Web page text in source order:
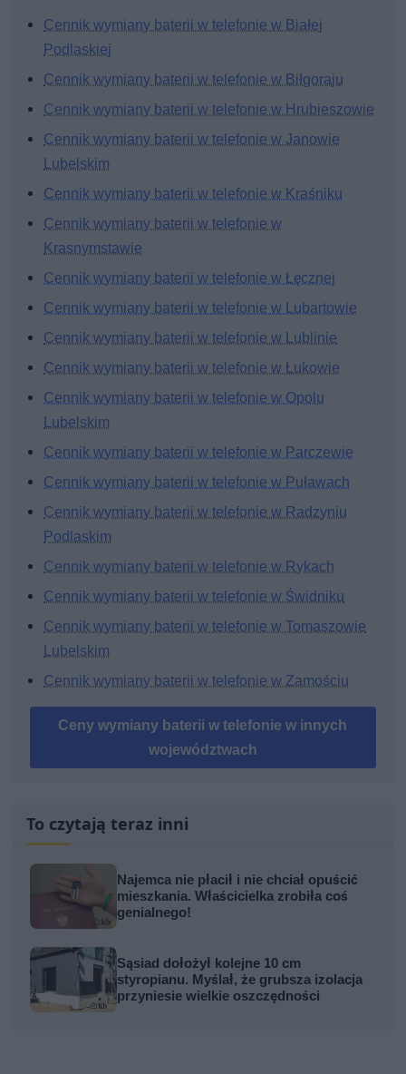
Cennik wymiany baterii w telefonie w Białej
Podlaskiej
Cennik wymiany baterii w telefonie w Biłgoraju
Cennik wymiany baterii w telefonie w Hrubieszowie
Cennik wymiany baterii w telefonie w Janowie
Lubelskim
Cennik wymiany baterii w telefonie w Kraśniku
Cennik wymiany baterii w telefonie w
Krasnymstawie
Cennik wymiany baterii w telefonie w Łęcznej
Cennik wymiany baterii w telefonie w Lubartowie
Cennik wymiany baterii w telefonie w Lublinie
Cennik wymiany baterii w telefonie w Łukowie
Cennik wymiany baterii w telefonie w Opolu
Lubelskim
Cennik wymiany baterii w telefonie w Parczewie
Cennik wymiany baterii w telefonie w Puławach
Cennik wymiany baterii w telefonie w Radzyniu
Podlaskim
Cennik wymiany baterii w telefonie w Rykach
Cennik wymiany baterii w telefonie w Świdniku
Cennik wymiany baterii w telefonie w Tomaszowie
Lubelskim
Cennik wymiany baterii w telefonie w Zamościu
Ceny wymiany baterii w telefonie w innych
województwach
To czytają teraz inni
Najemca nie płacił i nie chciał opuścić
mieszkania. Właścicielka zrobiła coś
genialnego!
Sąsiad dołożył kolejne 10 cm
styropianu. Myślał, że grubsza izolacja
przyniesie wielkie oszczędności